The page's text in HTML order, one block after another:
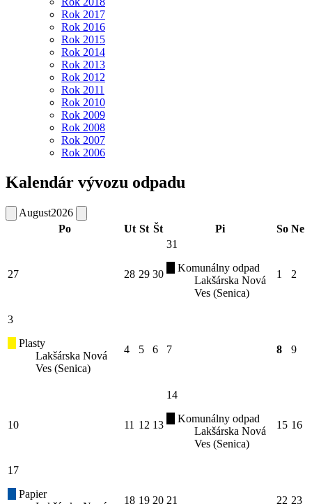
Rok 2017
Rok 2016
Rok 2015
Rok 2014
Rok 2013
Rok 2012
Rok 2011
Rok 2010
Rok 2009
Rok 2008
Rok 2007
Rok 2006
Kalendár vývozu odpadu
August2026
Po
Ut St Št Pi So Ne
27 28 29 30
31
Komunálny odpad
Lakšárska Nová
Ves (Senica)
1 2
3
Plasty
Lakšárska Nová
Ves (Senica)
4 5 6 7 8 9
10 11 12 13
14
Komunálny odpad
Lakšárska Nová
Ves (Senica)
15 16
17
Papier
18 19 20 21 22 23